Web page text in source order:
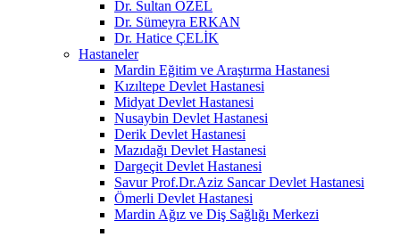
Dr. Sultan ÖZEL
Dr. Sümeyra ERKAN
Dr. Hatice ÇELİK
Hastaneler
Mardin Eğitim ve Araştırma Hastanesi
Kızıltepe Devlet Hastanesi
Midyat Devlet Hastanesi
Nusaybin Devlet Hastanesi
Derik Devlet Hastanesi
Mazıdağı Devlet Hastanesi
Dargeçit Devlet Hastanesi
Savur Prof.Dr.Aziz Sancar Devlet Hastanesi
Ömerli Devlet Hastanesi
Mardin Ağız ve Diş Sağlığı Merkezi